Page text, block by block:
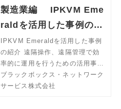
製造業編 IPKVM Eme
raldを活用した事例の紹
介
IPKVM Emeraldを活用した事例
の紹介 遠隔操作、遠隔管理で効
率的に運用を行うための活用事例
を紹介いたします。 製造業で
は、クリーンルームでの利用によ
ブラックボックス・ネットワーク
サービス株式会社